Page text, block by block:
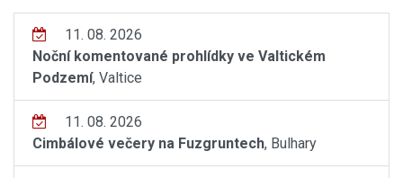
11. 08. 2026
Noční komentované prohlídky ve Valtickém
Podzemí, Valtice
11. 08. 2026
Cimbálové večery na Fuzgruntech, Bulhary